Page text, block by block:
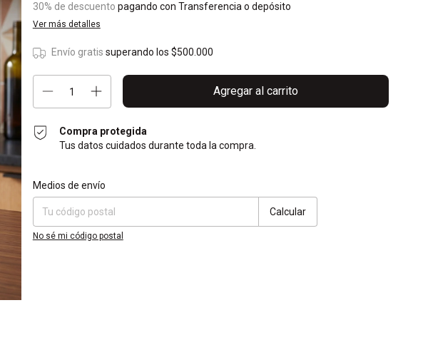
30% de descuento pagando con Transferencia o depósito
Ver más detalles
Envío gratis superando los$500.000
Compra protegida
Tus datos cuidados durante toda la compra.
Entregas para el CP:
Medios de envío
Calcular
No sé mi código postal